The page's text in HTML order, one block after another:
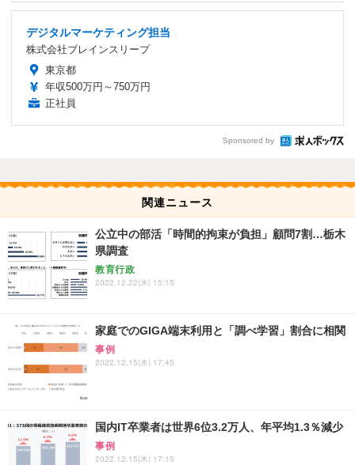
デジタルマーケティング担当
株式会社ブレインスリープ
東京都
年収500万円～750万円
正社員
Sponsored by
関連ニュース
公立中の部活「時間的拘束が負担」顧問7割…栃木
県調査
教育行政
2022.12.22(木) 15:15
家庭でのGIGA端末利用と「調べ学習」割合に相関
事例
2022.12.15(木) 17:45
国内IT卒業者は世界6位3.2万人、年平均1.3％減少
事例
2022.12.15(木) 17:15